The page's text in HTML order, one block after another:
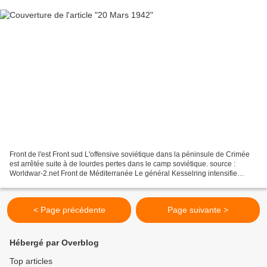
Front de l'est Front sud L'offensive soviétique dans la péninsule de Crimée
est arrêtée suite à de lourdes pertes dans le camp soviétique. source :
Worldwar-2.net Front de Méditerranée Le général Kesselring intensifie
< Page précédente Page suivante >
Hébergé par Overblog
Top articles